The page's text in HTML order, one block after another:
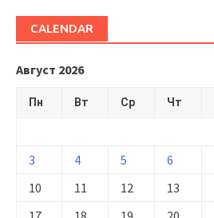
CALENDAR
Август 2026
Пн Вт Ср Чт
3
4 5 6
10
11 12 13